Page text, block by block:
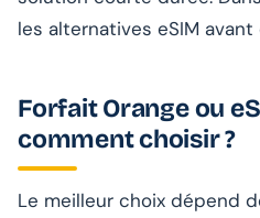
les alternatives eSIM
Forfait Orange ou
comment choisir ?
Le meilleur choix dépend